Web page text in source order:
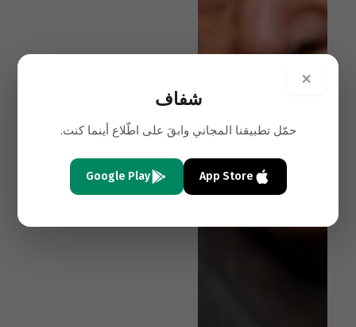
×
شفاف
حمّل تطبيقنا المجاني وابقَ على اطّلاع أينما كنت.
App Store
Google Play